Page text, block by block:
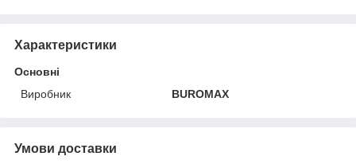
Характеристики
Основні
Виробник
BUROMAX
Умови доставки